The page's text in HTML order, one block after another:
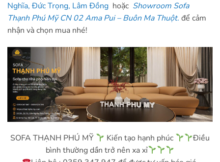
Nghĩa, Đức Trọng, Lâm Đồng hoặc Showroom Sofa
Thạnh Phú Mỹ CN 02 Ama Pui – Buôn Ma Thuột. để cảm
nhận và chọn mua nhé!
SOFA THẠNH PHÚ MỸ Kiến tạo hạnh phúc
Điều
bình thường dần trở nên xa xỉ